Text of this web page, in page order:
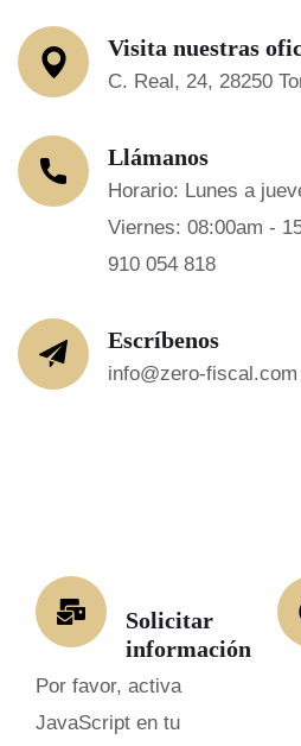
Visita nuestras
C. Real, 24, 28250
Llámanos
Horario: Lunes a
Viernes: 08:00am -
910 054 818
Escríbenos
info@zero-fiscal.com
Solicitar
información
Por favor, activa
JavaScript en tu